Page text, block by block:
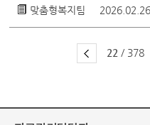
맞춤형복지팀
2026.02.26
22 / 378